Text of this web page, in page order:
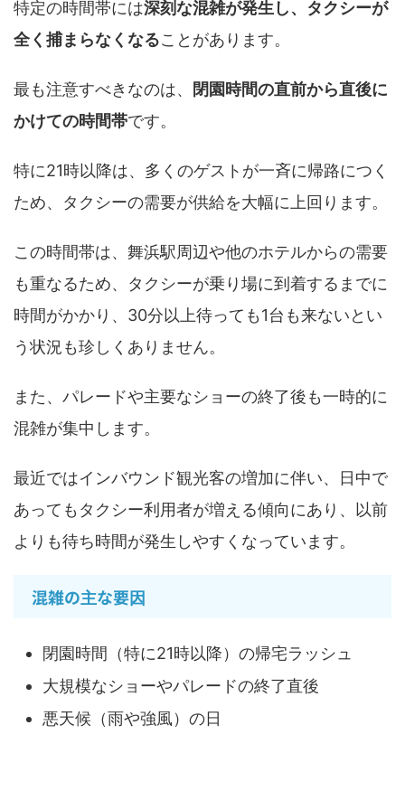
特定の時間帯には深刻な混雑が発生し、タクシーが
全く捕まらなくなることがあります。
最も注意すべきなのは、
閉園時間の直前から直後に
かけての時間帯です。
特に21時以降は、多くのゲストが一斉に帰路につく
ため、タクシーの需要が供給を大幅に上回ります。
この時間帯は、舞浜駅周辺や他のホテルからの需要
も重なるため、タクシーが乗り場に到着するまでに
時間がかかり、30分以上待っても1台も来ないとい
う状況も珍しくありません。
また、パレードや主要なショーの終了後も一時的に
混雑が集中します。
最近ではインバウンド観光客の増加に伴い、日中で
あってもタクシー利用者が増える傾向にあり、以前
よりも待ち時間が発生しやすくなっています。
混雑の主な要因
閉園時間（特に21時以降）の帰宅ラッシュ
大規模なショーやパレードの終了直後
悪天候（雨や強風）の日